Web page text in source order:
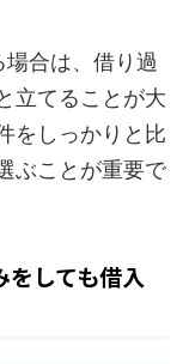
合は、借り過
立てることが大
をしっかりと比
ぶことが重要で
をしても借入